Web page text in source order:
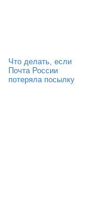
Что делать, если
Почта России
потеряла посылку